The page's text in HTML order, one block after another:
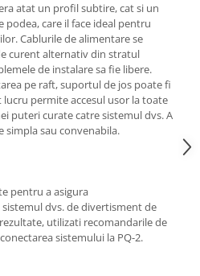
atat un profil subtire, cat si un
care il face ideal pentru
Cablurile de alimentare se
curent alternativ din stratul
de instalare sa fie libere.
pe raft, suportul de jos poate fi
permite accesul usor la toate
puteri curate catre sistemul dvs. A
simpla sau convenabila.
pentru a asigura
dvs. de divertisment de
utilizati recomandarile de
sistemului la PQ-2.